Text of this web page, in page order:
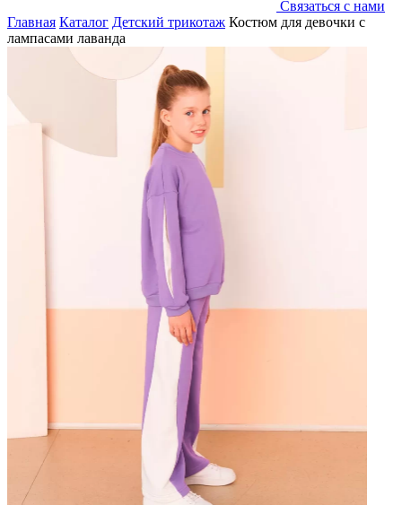
Связаться с нами
Главная Каталог Детский трикотаж Костюм для девочки с
лампасами лаванда